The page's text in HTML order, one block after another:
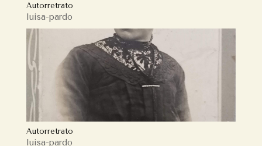
Autorretrato
luisa-pardo
Autorretrato
luisa-pardo